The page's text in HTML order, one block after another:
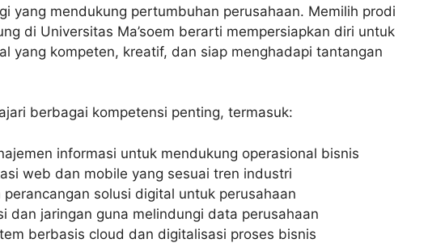
yang mendukung pertumbuhan perusahaan. Memilih prodi
di Universitas Ma’soem berarti mempersiapkan diri untuk
yang kompeten, kreatif, dan siap menghadapi tantangan
berbagai kompetensi penting, termasuk:
informasi untuk mendukung operasional bisnis
web dan mobile yang sesuai tren industri
solusi digital untuk perusahaan
dan jaringan guna melindungi data perusahaan
berbasis cloud dan digitalisasi proses bisnis